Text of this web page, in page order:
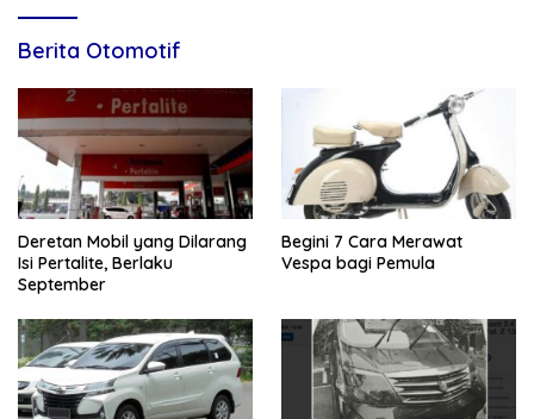
Berita Otomotif
Deretan Mobil yang Dilarang
Isi Pertalite, Berlaku
September
Begini 7 Cara Merawat
Vespa bagi Pemula